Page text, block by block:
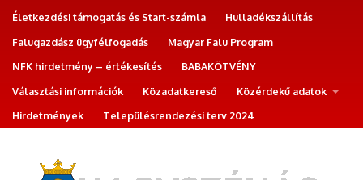
Életkezdési támogatás és Start-számla
Hulladékszállítás
Falugazdász ügyfélfogadás
Magyar Falu Program
NFK hirdetmény – értékesítés
BABAKÖTVÉNY
Választási információk
Közadatkereső
Közérdekű adatok
Hirdetmények
Településrendezési terv 2024